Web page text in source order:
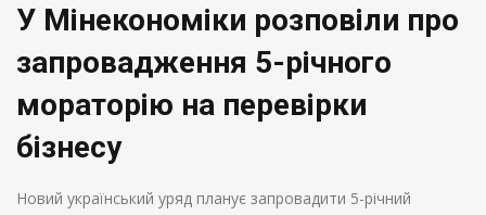
У Мінекономіки розповіли про
запровадження 5-річного
мораторію на перевірки
бізнесу
Новий український уряд планує запровадити 5-річний